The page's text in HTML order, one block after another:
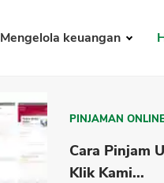
Mengelola keuangan
PINJAMAN
Cara Pinjam
Klik Kami...